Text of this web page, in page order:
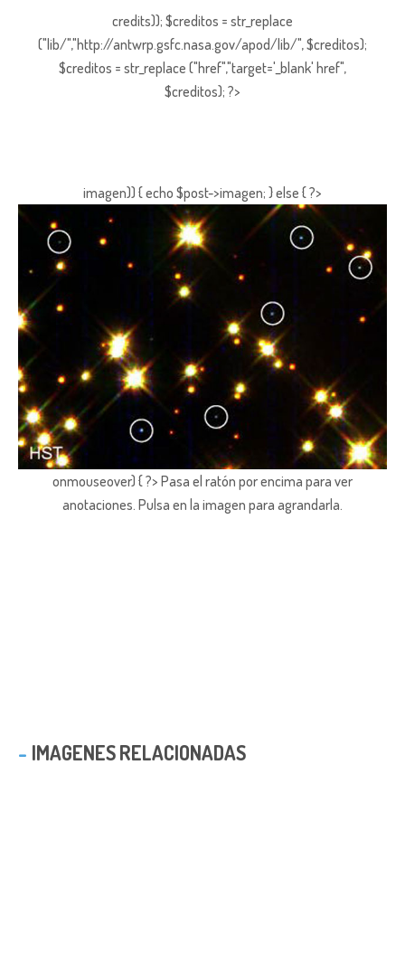
credits)); $creditos = str_replace
("lib/","http://antwrp.gsfc.nasa.gov/apod/lib/", $creditos);
$creditos = str_replace ("href","target='_blank' href",
$creditos); ?>
imagen)) { echo $post->imagen; } else { ?>
onmouseover) { ?> Pasa el ratón por encima para ver
anotaciones. Pulsa en la imagen para agrandarla.
IMAGENES RELACIONADAS